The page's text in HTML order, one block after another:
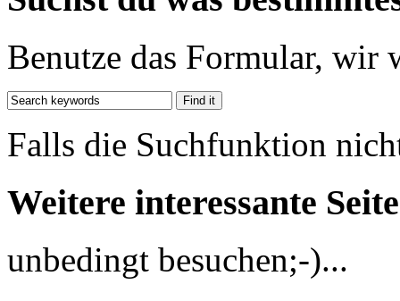
Benutze das Formular, wir
Falls die Suchfunktion
Weitere interessante
unbedingt besuchen;-)...